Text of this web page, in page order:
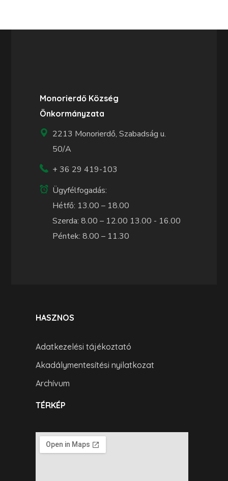
Monorierdő Község
Önkormányzata
2213 Monorierdő, Szabadság u.
50/A
+ 36 29 419-103
Ügyfélfogadás:
Hétfő: 13.00 – 18.00
Szerda: 8.00 – 12.00 13.00 - 16.00
Péntek: 8.00 – 11.30
HASZNOS
Adatkezelési tájékoztató
Akadálymentesítési nyilatkozat
Archívum
TÉRKÉP